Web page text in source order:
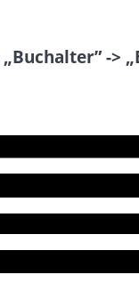
„Buchalter” ->